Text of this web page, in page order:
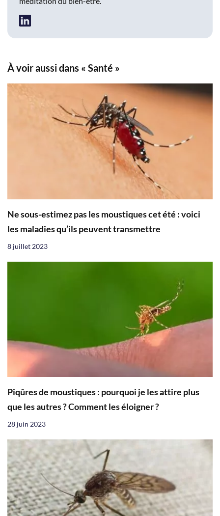
À voir aussi dans « Santé »
Ne sous-estimez pas les moustiques cet été : voici
les maladies qu’ils peuvent transmettre
8 juillet 2023
Piqûres de moustiques : pourquoi je les attire plus
que les autres ? Comment les éloigner ?
28 juin 2023